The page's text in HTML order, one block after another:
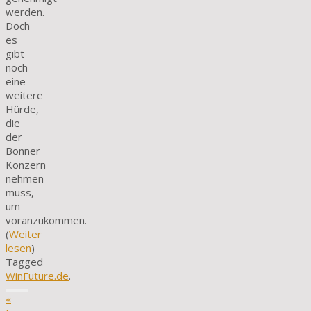
werden.
Doch
es
gibt
noch
eine
weitere
Hürde,
die
der
Bonner
Konzern
nehmen
muss,
um
voranzukommen.
(Weiter
lesen)
Tagged
WinFuture.de.
«